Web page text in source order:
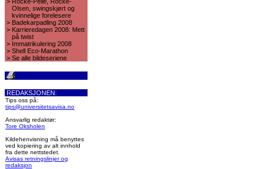
Olsen, swingskjørt og
kvinnelige forelesere
> Badekarpadling 2008
> Karrieredagen 2008: Mett
på twist
> Immatrikulering 2008
> Shell Eco-Marathon
> Se alle bildeseriene
REDAKSJONEN:
Tips oss på:
tips@universitetsavisa.no
Ansvarlig redaktør:
Tore Oksholen
Kildehenvisning må benyttes
ved kopiering av alt innhold
fra dette nettstedet.
Avisas retningslinjer og
redaksjon